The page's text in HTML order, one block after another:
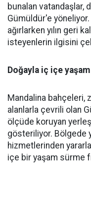
bunalan vatandaşlar,
Gümüldür'e
ağırlarken yılın geri
isteyenlerin ilgisini
Doğayla iç içe yaşam
Mandalina bahçeleri,
alanlarla çevrili olan
ölçüde koruyan
gösteriliyor. Bölgede
hizmetlerinden
içe bir yaşam sürme